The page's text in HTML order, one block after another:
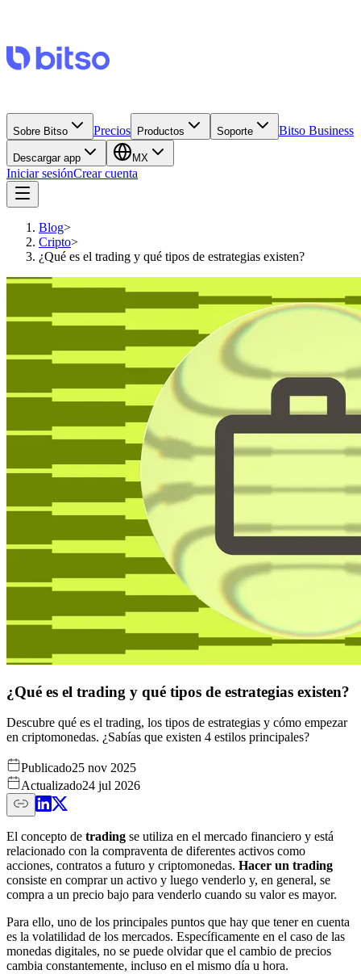
Sobre Bitso Precios Productos Soporte Bitso Business
Descargar app MX
Iniciar sesiónCrear cuenta
Blog>
Cripto>
¿Qué es el trading y qué tipos de estrategias existen?
¿Qué es el trading y qué tipos de estrategias existen?
Descubre qué es el trading, los tipos de estrategias y cómo empezar
en criptomonedas. ¿Sabías que existen 4 estilos principales?
Publicado25 nov 2025
Actualizado24 jul 2026
El concepto de trading se utiliza en el mercado financiero y está
relacionado con la compraventa de diferentes activos como
acciones, contratos a futuro y criptomonedas. Hacer un trading
consiste en comprar un activo y luego venderlo y, en general, se
compra a un precio bajo para venderlo cuando su valor es mayor.
Para ello, uno de los principales puntos que hay que tener en cuenta
es la volatilidad de los mercados. Específicamente en el caso de las
monedas digitales, no se puede olvidar que el cambio de precios
cambia constantemente, incluso en el mismo día u hora.